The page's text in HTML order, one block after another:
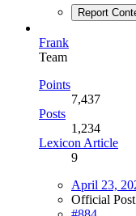
Report
Frank
Team
Points
7,437
Posts
1,234
Lexicon Article
9
April 23,
Official Post